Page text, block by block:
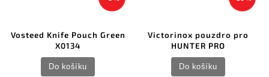
Vosteed Knife Pouch Green
X0134
Do košíku
Victorinox pouzdro pro
HUNTER PRO
Do košíku